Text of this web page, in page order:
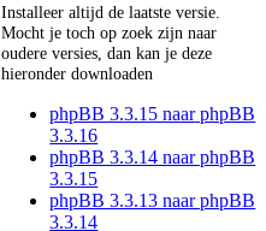
Installeer altijd de laatste versie.
Mocht je toch op zoek zijn naar
oudere versies, dan kan je deze
hieronder downloaden
phpBB 3.3.15 naar phpBB
3.3.16
phpBB 3.3.14 naar phpBB
3.3.15
phpBB 3.3.13 naar phpBB
3.3.14